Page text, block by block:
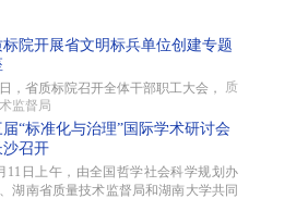
标院开展省文明标兵单位创建专题
，省质标院召开全体干部职工大会， 质
监督局
“标准化与治理”国际学术研讨会
沙召开
日上午，由全国哲学社会科学规划办
湖南省质量技术监督局和湖南大学共同